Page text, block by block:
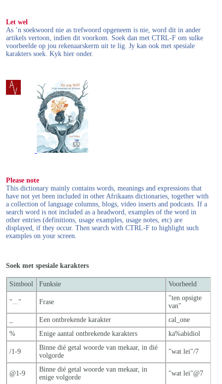
Let wel
As ’n soekwoord nie as trefwoord opgeneem is nie, word dit in ander
artikels vertoon, indien dit voorkom. Soek dan met CTRL-F om sulke
voorbeelde op jou rekenaarskerm uit te lig. Jy kan ook met spesiale
karakters soek. Kyk hier onder.
Please note
This dictionary mainly contains words, meanings and expressions that
have not yet been included in other Afrikaans dictionaries, together with
a collection of language columns, blogs, video inserts and podcasts. If a
search word is not included as a headword, examples of the word in
other entries (definitions, usage examples, usage notes, etc) are
displayed, if they occur. Then search with CTRL-F to highlight such
examples on your screen.
Soek met spesiale karakters
Simbool Funksie Voorbeeld
"..." Frase
"ten opsigte
van"
Een ontbrekende karakter
cal_one
%
Enige aantal ontbrekende karakters ka%abidiol
/1-9
Binne dié getal woorde van mekaar, in dié
volgorde
"wat lei"/7
@1-9
Binne dié getal woorde van mekaar, in
enige volgorde
"wat lei"@7